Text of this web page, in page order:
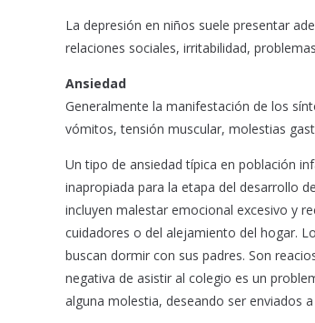
La depresión en niños suele presentar
relaciones sociales, irritabilidad,
Ansiedad
Generalmente la manifestación de los
vómitos, tensión muscular, molestias
Un tipo de ansiedad típica en población
inapropiada para la etapa del desarrollo
incluyen malestar emocional excesivo y
cuidadores o del alejamiento del hogar.
buscan dormir con sus padres. Son
negativa de asistir al colegio es un
alguna molestia, deseando ser enviados